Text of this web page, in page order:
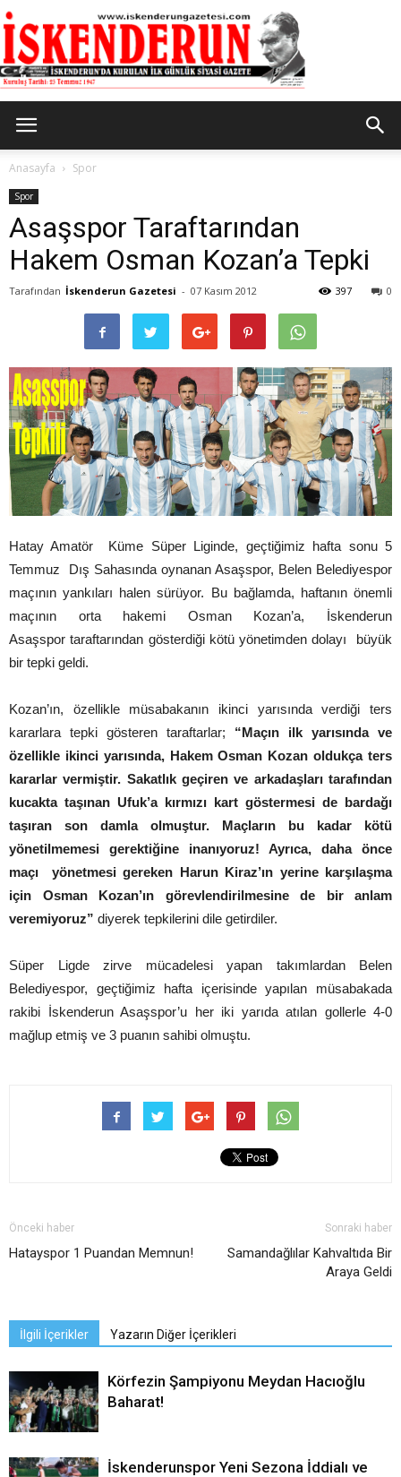
Gazetesi
Anasayfa Spor
Spor
Asaşspor Taraftarından
Hakem Osman Kozan’a Tepki
Tarafından İskenderun Gazetesi - 07 Kasım 2012 0
397
Hatay Amatör Küme Süper Liginde, geçtiğimiz hafta sonu 5
Temmuz Dış Sahasında oynanan Asaşspor, Belen Belediyespor
maçının yankıları halen sürüyor. Bu bağlamda, haftanın önemli
maçının orta hakemi Osman Kozan’a, İskenderun
Asaşspor taraftarından gösterdiği kötü yönetimden dolayı büyük
bir tepki geldi.
Kozan’ın, özellikle müsabakanın ikinci yarısında verdiği ters
kararlara tepki gösteren taraftarlar; “Maçın ilk yarısında ve
özellikle ikinci yarısında, Hakem Osman Kozan oldukça ters
kararlar vermiştir. Sakatlık geçiren ve arkadaşları tarafından
kucakta taşınan Ufuk’a kırmızı kart göstermesi de bardağı
taşıran son damla olmuştur. Maçların bu kadar kötü
yönetilmemesi gerektiğine inanıyoruz! Ayrıca, daha önce
maçı yönetmesi gereken Harun Kiraz’ın yerine karşılaşma
için Osman Kozan’ın görevlendirilmesine de bir anlam
veremiyoruz” diyerek tepkilerini dile getirdiler.
Süper Ligde zirve mücadelesi yapan takımlardan Belen
Belediyespor, geçtiğimiz hafta içerisinde yapılan müsabakada
rakibi İskenderun Asaşspor’u her iki yarıda atılan gollerle 4-0
mağlup etmiş ve 3 puanın sahibi olmuştu.
Önceki haber
Hatayspor 1 Puandan Memnun!
Sonraki haber
Samandağlılar Kahvaltıda Bir
Araya Geldi
İlgili İçerikler Yazarın Diğer İçerikleri
Körfezin Şampiyonu Meydan Hacıoğlu
Baharat!
İskenderunspor Yeni Sezona İddialı ve